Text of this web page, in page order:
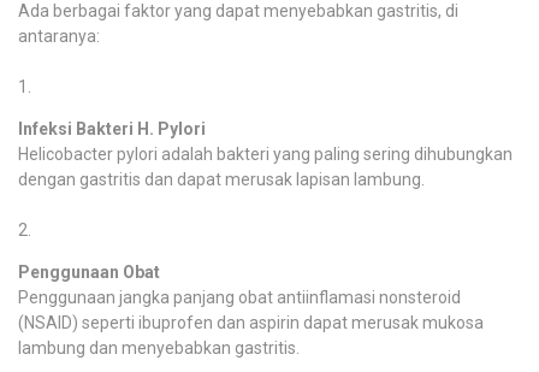
Ada berbagai faktor yang dapat menyebabkan gastritis, di
antaranya:
Infeksi Bakteri H. Pylori
Helicobacter pylori adalah bakteri yang paling sering dihubungkan
dengan gastritis dan dapat merusak lapisan lambung.
Penggunaan Obat
Penggunaan jangka panjang obat antiinflamasi nonsteroid
(NSAID) seperti ibuprofen dan aspirin dapat merusak mukosa
lambung dan menyebabkan gastritis.